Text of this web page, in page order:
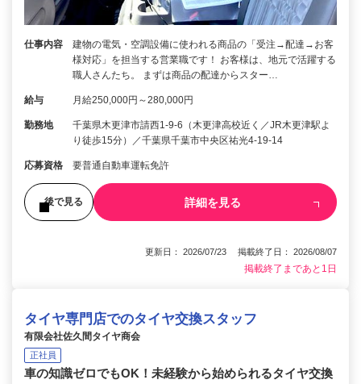
仕事内容
建物の電気・空調設備に使われる商品の「受注→配達→お客
様対応」を担当する営業職です！ お客様は、地元で活躍する
職人さんたち。 まずは商品の配達からスター…
給与 月給250,000円～280,000円
勤務地
千葉県木更津市請西1-9-6（木更津高校近く／JR木更津駅よ
り徒歩15分）／千葉県千葉市中央区祐光4-19-14
応募資格 要普通自動車運転免許
後で見る 詳細を見る
更新日： 2026/07/23 掲載終了日： 2026/08/07
掲載終了まであと1日
タイヤ専門店でのタイヤ交換スタッフ
有限会社佐久間タイヤ商会
正社員
車の知識ゼロでもOK！未経験から始められるタイヤ交換